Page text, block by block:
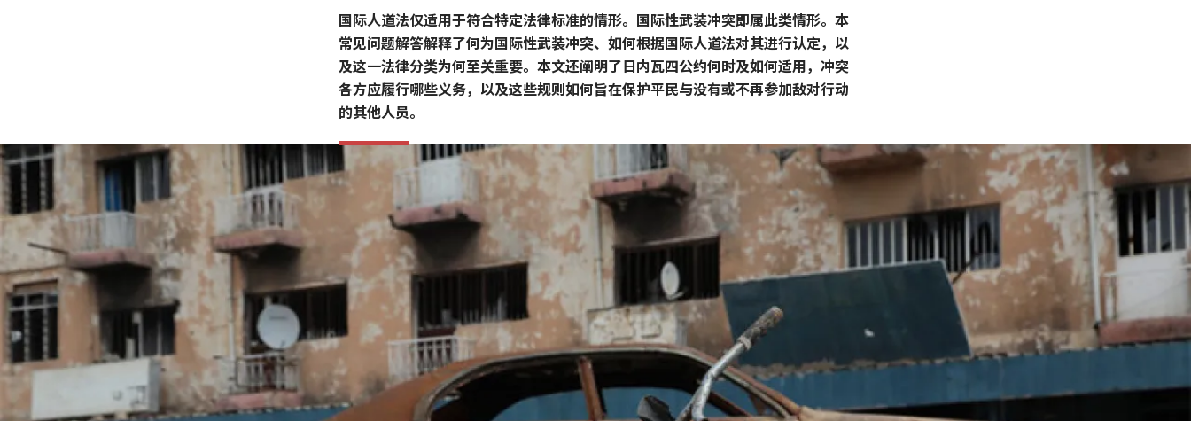
国际人道法仅适用于符合特定法律标准的情形。国际性武装冲突即属此类情形。本
常见问题解答解释了何为国际性武装冲突、如何根据国际人道法对其进行认定，以
及这一法律分类为何至关重要。本文还阐明了日内瓦四公约何时及如何适用，冲突
各方应履行哪些义务，以及这些规则如何旨在保护平民与没有或不再参加敌对行动
的其他人员。